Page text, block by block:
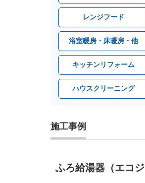
レンジフード
浴室暖房・床暖房・他
キッチンリフォーム
ハウスクリーニング
施工事例
ふろ給湯器（エコ